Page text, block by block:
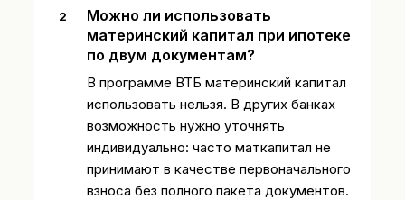
Можно ли использовать
материнский капитал при ипотеке
по двум документам?
В программе ВТБ материнский капитал
использовать нельзя. В других банках
возможность нужно уточнять
индивидуально: часто маткапитал не
принимают в качестве первоначального
взноса без полного пакета документов.